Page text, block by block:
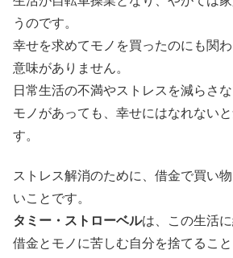
うのです。
幸せを求めてモノを買ったのにも関
意味がありません。
日常生活の不満やストレスを減らさな
モノがあっても、幸せにはなれない
す。
ストレス解消のために、借金で買い
いことです。
タミー・ストローベルは、この生活
借金とモノに苦しむ自分を捨てること